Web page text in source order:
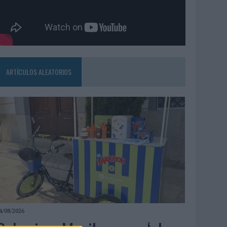
ARTÍCULOS ALEATORIOS
08/2026